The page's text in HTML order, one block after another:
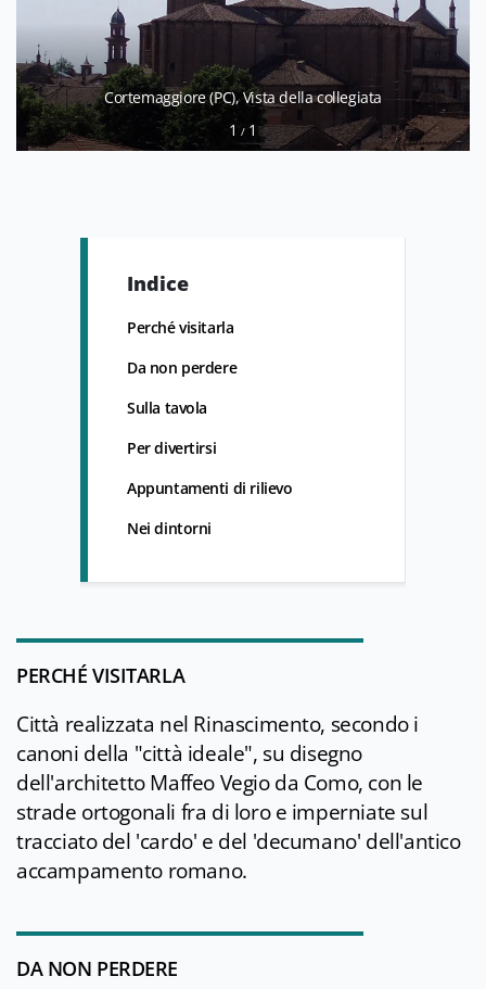
Cortemaggiore (PC), Vista della collegiata
1 / 1
Indice
Perché visitarla
Da non perdere
Sulla tavola
Per divertirsi
Appuntamenti di rilievo
Nei dintorni
PERCHÉ VISITARLA
Città realizzata nel Rinascimento, secondo i
canoni della "città ideale", su disegno
dell'architetto Maffeo Vegio da Como, con le
strade ortogonali fra di loro e imperniate sul
tracciato del 'cardo' e del 'decumano' dell'antico
accampamento romano.
DA NON PERDERE